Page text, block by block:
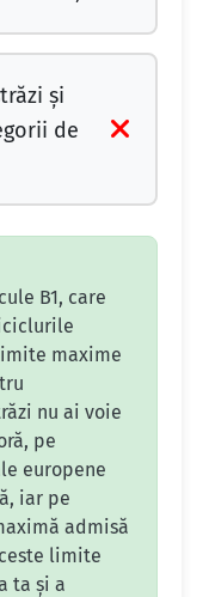
şi
de
B1, care
maxime
nu ai voie
pe
europene
iar pe
admisă
limite
ta și a